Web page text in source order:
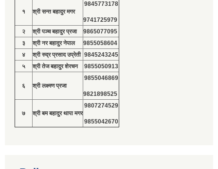
१ श्री सन्त बहादुर मगर
9845773178
9741725979
२
श्री पञ्च बहादुर प्रजा
9865077095
३
श्री नर बहादुर नेपाल
9855058604
४
श्री रुद्र प्रसाद उप्रेती 9845243245
५
श्री तेज बहादुर शेरचन 9855050913
६ श्री लक्ष्मण प्रजा
9855046869
9821898525
७ श्री बम बहादुर थापा मगर
9807274529
9855042670